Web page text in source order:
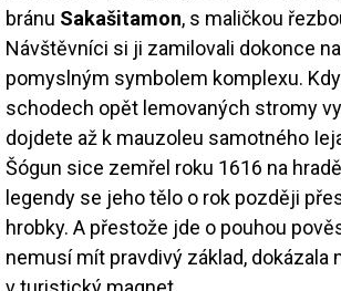
bránu Sakašitamon, s maličkou
Návštěvníci si ji zamilovali dokonce
pomyslným symbolem komplexu.
schodech opět lemovaných stromy
dojdete až k mauzoleu samotného
Šógun sice zemřel roku 1616 na
legendy se jeho tělo o rok později
hrobky. A přestože jde o pouhou
nemusí mít pravdivý základ, dokázala